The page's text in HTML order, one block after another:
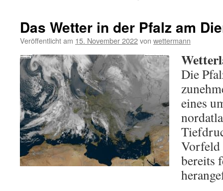
Das Wetter in der Pfalz am
Veröffentlicht am 15. November 2022von wettermann
Die
eines
Vorfeld
bereits